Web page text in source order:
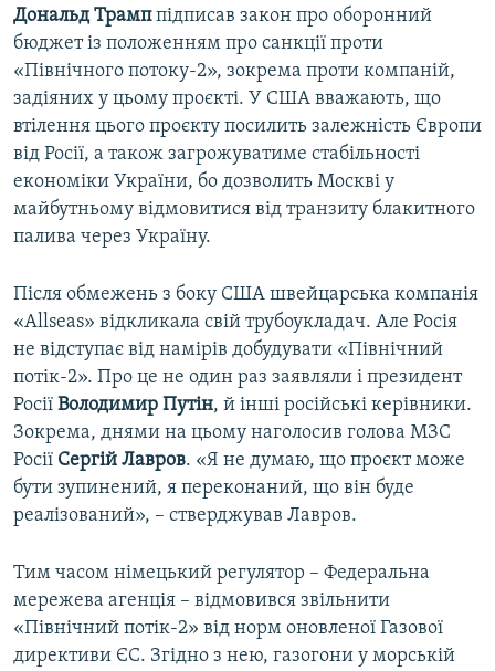
Дональд Трамппідписав закон про оборонний
бюджет із положенням про санкції проти
«Північного потоку-2», зокрема проти компаній,
задіяних у цьому проєкті. У США вважають, що
втілення цього проєкту посилить залежність Європи
від Росії, а також загрожуватиме стабільності
економіки України, бо дозволить Москві у
майбутньому відмовитися від транзиту блакитного
палива через Україну.
Після обмежень з боку США швейцарська компанія
«Allseas» відкликала свій трубоукладач. Але Росія
не відступає від намірів добудувати «Північний
потік-2». Про це не один раз заявляли і президент
Росії Володимир Путін, й інші російські керівники.
Зокрема, днями на цьому наголосив голова МЗС
Росії Сергій Лавров. «Я не думаю, що проєкт може
бути зупинений, я переконаний, що він буде
реалізований», – стверджував Лавров.
Тим часом німецький регулятор – Федеральна
мережева агенція – відмовився звільнити
«Північний потік-2» від норм оновленої Газової
директиви ЄС. Згідно з нею, газогони у морській